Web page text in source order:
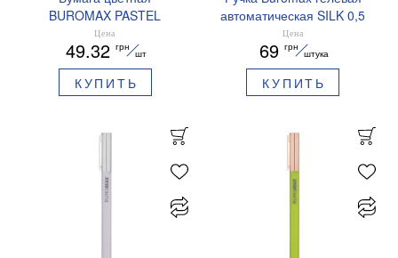
BUROMAX PASTEL
EUROMAX 20 арк А4 80 г/
мс BM.2721220E-08
Цена
49.32 грн
шт
КУПИТЬ
автоматическая SILK 0,5
мм синие чернила
BM.83100
Цена
69 грн
штука
КУПИТЬ